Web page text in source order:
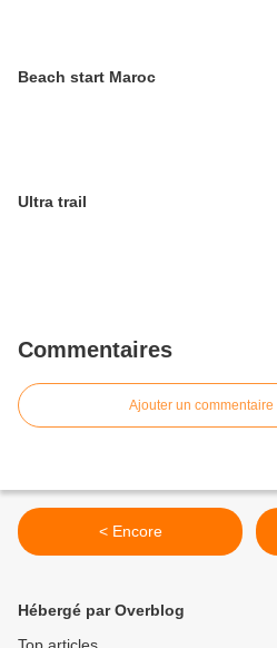
Beach start Maroc
Ultra trail
Commentaires
Ajouter un commentaire
< Encore
Hébergé par Overblog